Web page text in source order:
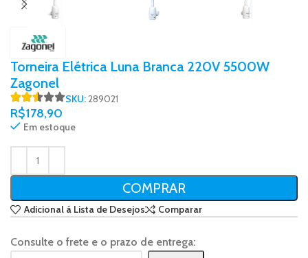
Torneira Elétrica Luna Branca 220V 5500W
Zagonel
SKU:289021
R$178,90
Em estoque
COMPRAR
Adicional á Lista de Desejos Comparar
Consulte o frete e o prazo de entrega: